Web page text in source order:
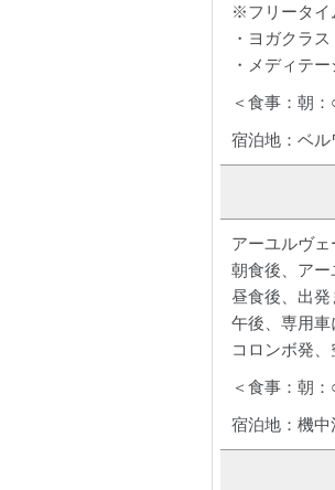
※フリータイ
・ヨガクラ
・メディテ
＜食事：朝
宿泊地：ベル
アーユルヴ
朝食後、アー
昼食後、出
午後、専用
コロンボ発
＜食事：朝
宿泊地：機中